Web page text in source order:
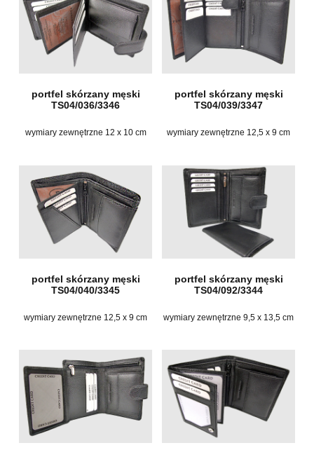
portfel skórzany męski
TS04/036/3346
wymiary zewnętrzne 12 x 10 cm
portfel skórzany męski
TS04/039/3347
wymiary zewnętrzne 12,5 x 9 cm
portfel skórzany męski
TS04/040/3345
wymiary zewnętrzne 12,5 x 9 cm
portfel skórzany męski
TS04/092/3344
wymiary zewnętrzne 9,5 x 13,5 cm